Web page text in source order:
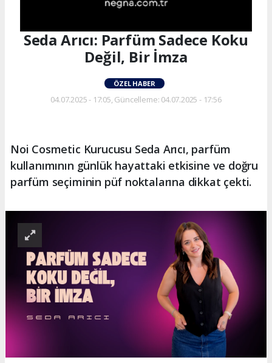
Seda Arıcı: Parfüm Sadece Koku
Değil, Bir İmza
ÖZEL HABER
04.07.2025 - 17:05, Güncelleme: 04.07.2025 - 17:56
Noi Cosmetic Kurucusu Seda Arıcı, parfüm
kullanımının günlük hayattaki etkisine ve doğru
parfüm seçiminin püf noktalarına dikkat çekti.